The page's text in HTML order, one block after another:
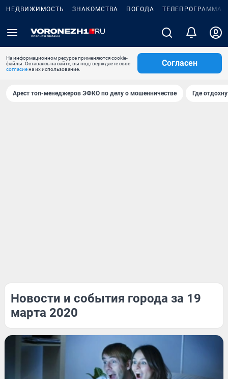
НЕДВИЖИМОСТЬ ЗНАКОМСТВА ПОГОДА ТЕЛЕПРОГРАММА
На информационном ресурсе применяются cookie-
файлы. Оставаясь на сайте, вы подтверждаете свое
согласиена их использование.
Согласен
Арест топ-менеджеров ЭФКО по делу о мошенничестве Где
Новости и события города за 19
марта 2020